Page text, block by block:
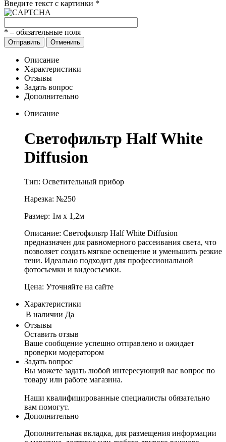
Введите текст с картинки *
* – обязательные поля
Отправить Отменить
Описание
Характеристики
Отзывы
Задать вопрос
Дополнительно
Описание
Светофильтр Half White
Diffusion
Тип: Осветительный прибор
Нарезка: №250
Размер: 1м х 1,2м
Описание: Светофильтр Half White Diffusion
предназначен для равномерного рассеивания света, что
позволяет создать мягкое освещение и уменьшить резкие
тени. Идеально подходит для профессиональной
фотосъемки и видеосъемки.
Цена: Уточняйте на сайте
Характеристики
В наличии Да
Отзывы
Оставить отзыв
Ваше сообщение успешно отправлено и ожидает
проверки модератором
Задать вопрос
Вы можете задать любой интересующий вас вопрос по
товару или работе магазина.
Наши квалифицированные специалисты обязательно
вам помогут.
Дополнительно
Дополнительная вкладка, для размещения информации